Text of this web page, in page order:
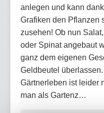
anlegen und kann
Grafiken den Pflanzen
zusehen! Ob nun
oder Spinat angebaut
ganz dem eigenen
Geldbeutel
Gärtnerleben ist leider
man als Gartenz…